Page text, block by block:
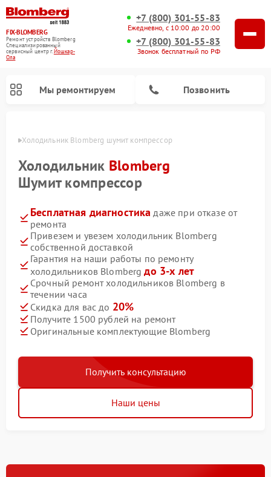
FIX-BLOMBERG
Ремонт устройств Blomberg
Специализированный
cервисный центр г.Йошкар-
Ола
+7 (800) 301-55-83
Ежедневно, с 10:00 до 20:00
+7 (800) 301-55-83
Звонок бесплатный по РФ
Мы ремонтируем Позвонить
Оле Холодильник Blomberg шумит компрессор
Холодильник Blomberg
Шумит компрессор
Бесплатная диагностика даже при отказе от
ремонта
Привезем и увезем холодильник Blomberg
собственной доставкой
Гарантия на наши работы по ремонту
холодильников Blombergдо 3-х лет
Срочный ремонт холодильников Blomberg в
течении часа
Скидка для вас до 20%
Получите 1500 рублей на ремонт
Оригинальные комплектующие Blomberg
Получить консультацию
Наши цены